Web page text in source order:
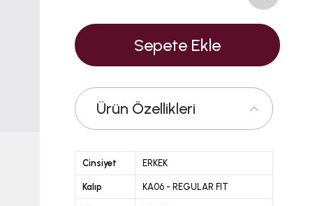
Ürün Özellikleri
Cinsiyet ERKEK
Kalıp KA06 - REGULAR FIT